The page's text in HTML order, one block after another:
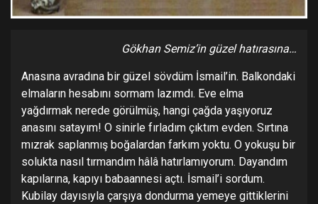
Gökhan Semiz’in güzel hatırasına…
Anasına avradına bir güzel sövdüm İsmail’in. Balkondaki
elmaların hesabını sormam lazımdı. Eve elma
yağdırmak nerede görülmüş, hangi çağda yaşıyoruz
anasını satayım! O sinirle fırladım çıktım evden. Sırtına
mızrak saplanmış boğalardan farkım yoktu. O yokuşu bir
solukta nasıl tırmandım hâlâ hatırlamıyorum. Dayandım
kapılarına, kapıyı babaannesi açtı. İsmail’i sordum.
Kubilay dayısıyla çarşıya dondurma yemeye gittiklerini